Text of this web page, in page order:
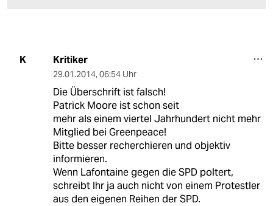
K Kritiker
29.01.2014, 06:54 Uhr
Die Überschrift ist falsch!
Patrick Moore ist schon seit
mehr als einem viertel Jahrhundert nicht mehr
Mitglied bei Greenpeace!
Bitte besser recherchieren und objektiv
informieren.
Wenn Lafontaine gegen die SPD poltert,
schreibt Ihr ja auch nicht von einem Protestler
aus den eigenen Reihen der SPD.